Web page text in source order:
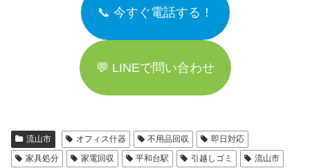
📞 今すぐ電話する！
💬 LINEで問い合わせ
流山市 オフィス什器 不用品回収
即日対応
家具処分
家電回収 平和台駅 引越しゴミ
流山市